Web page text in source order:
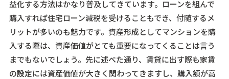
益化する方法はかなり普及してきています。ローンを組んで
購入すれば住宅ローン減税を受けることもでき、付随するメ
リットが多いのも魅力です。資産形成としてマンションを購
入する際は、資産価値がとても重要になってくることは言う
までもないでしょう。先に述べた通り、賃貸に出す際も家賃
の設定には資産価値が大きく関わってきますし、 購入額が高